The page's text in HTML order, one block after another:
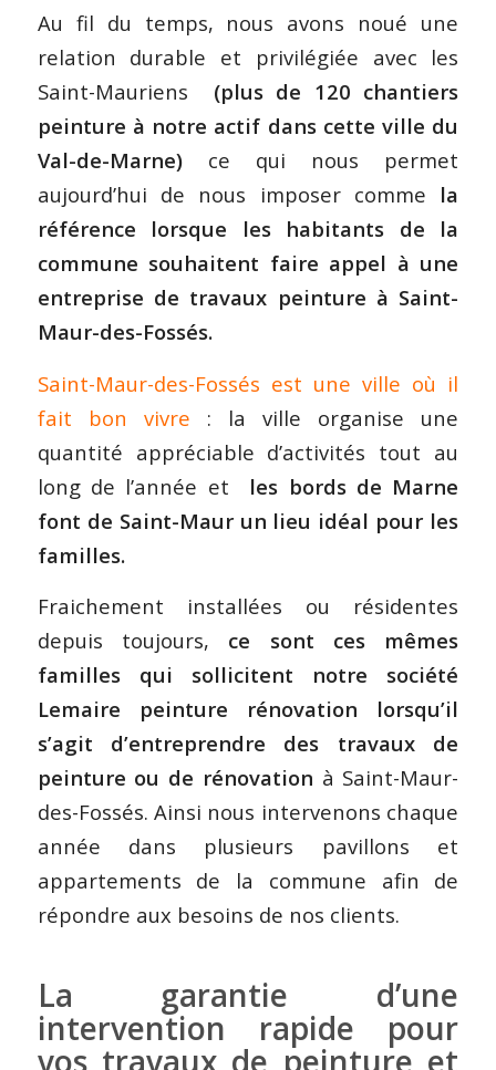
Au fil du temps, nous avons noué une
relation durable et privilégiée avec les
Saint-Mauriens (plus de 120 chantiers
peinture à notre actif dans cette ville du
Val-de-Marne)ce qui nous permet
aujourd’hui de nous imposer comme la
référence lorsque les habitants de la
commune souhaitent faire appel à une
entreprise de travaux peinture à Saint-
Maur-des-Fossés.
Saint-Maur-des-Fossés est une ville où il
fait bon vivre : la ville organise une
quantité appréciable d’activités tout au
long de l’année et les bords de Marne
font de Saint-Maur un lieu idéal pour les
familles.
Fraichement installées ou résidentes
depuis toujours, ce sont ces mêmes
familles qui sollicitent notre société
Lemaire peinture rénovation lorsqu’il
s’agit d’entreprendre des travaux de
peinture ou de rénovation à Saint-Maur-
des-Fossés. Ainsi nous intervenons chaque
année dans plusieurs pavillons et
appartements de la commune afin de
répondre aux besoins de nos clients.
La garantie d’une
intervention rapide pour
vos travaux de peinture et